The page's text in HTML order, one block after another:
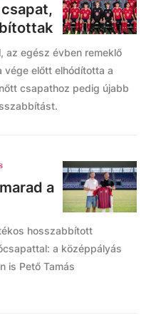
az egész évben remeklő
vége előtt elhódította a
csapathoz pedig újabb
a
hosszabbított
a középpályás
is Pető Tamás